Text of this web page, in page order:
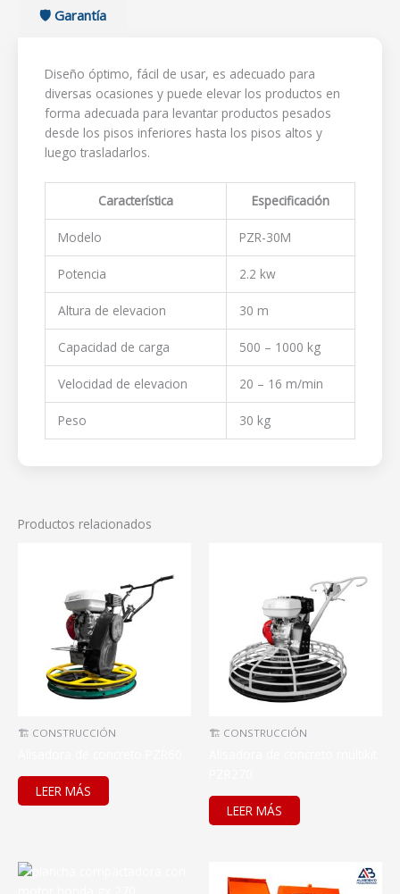
🛡️ Garantía
Diseño óptimo, fácil de usar, es adecuado para
diversas ocasiones y puede elevar los productos en
forma adecuada para levantar productos pesados
desde los pisos inferiores hasta los pisos altos y
luego trasladarlos.
Característica Especificación
Modelo PZR-30M
Potencia 2.2 kw
Altura de elevacion 30 m
Capacidad de carga 500 – 1000 kg
Velocidad de elevacion 20 – 16 m/min
Peso 30 kg
Productos relacionados
🏗️ CONSTRUCCIÓN
LEER MÁS
🏗️ CONSTRUCCIÓN
LEER MÁS